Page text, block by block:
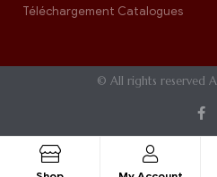
Téléchargement Catalogues
© All rights reserved